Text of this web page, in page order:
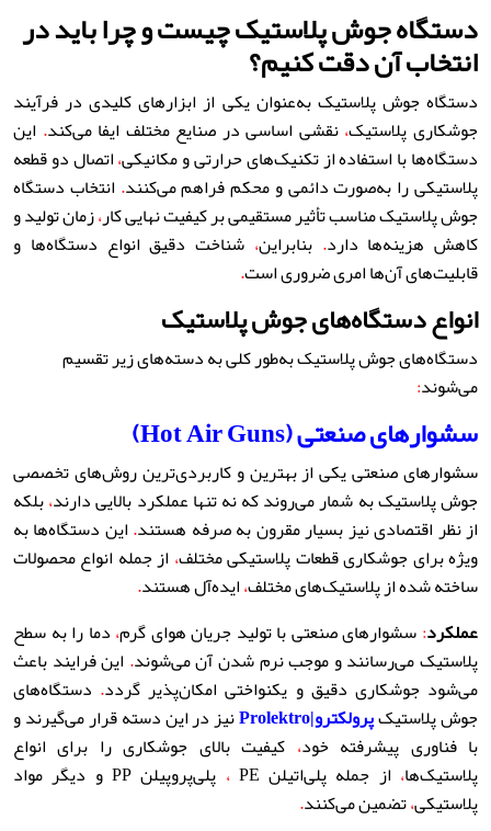
دستگاه جوش پلاستیک چیست و چرا باید در
انتخاب آن دقت کنیم؟
دستگاه جوش پلاستیک به‌عنوان یکی از ابزارهای کلیدی در فرآیند
جوشکاری پلاستیک،نقشی اساسی در صنایع مختلف ایفا می‌کند. این
دستگاه‌ها با استفاده از تکنیک‌های حرارتی و مکانیکی،اتصال دو قطعه
پلاستیکی را به‌صورت دائمی و محکم فراهم می‌کنند. انتخاب دستگاه
جوش پلاستیک مناسب تأثیر مستقیمی بر کیفیت نهایی کار،زمان تولید و
کاهش هزینه‌ها دارد. بنابراین، شناخت دقیق انواع دستگاه‌ها و
قابلیت‌های آن‌ها امری ضروری است.
انواع دستگاه‌های جوش پلاستیک
دستگاه‌های جوش پلاستیک به‌طور کلی به دسته‌های زیر تقسیم
می‌شوند:
سشوارهای صنعتی (Hot Air Guns)
سشوارهای صنعتی یکی از بهترین و کاربردی‌ترین روش‌های تخصصی
جوش پلاستیک به شمار می‌روند که نه تنها عملکرد بالایی دارند،بلکه
از نظر اقتصادی نیز بسیار مقرون به صرفه هستند.این دستگاه‌ها به
ویژه برای جوشکاری قطعات پلاستیکی مختلف، از جمله انواع محصولات
ساخته شده از پلاستیک‌های مختلف،ایده‌آل هستند.
عملکرد:سشوارهای صنعتی با تولید جریان هوای گرم،دما را به سطح
پلاستیک می‌رسانند و موجب نرم شدن آن می‌شوند. این فرایند باعث
می‌شود جوشکاری دقیق و یکنواختی امکان‌پذیر گردد. دستگاه‌های
جوش پلاستیکپرولکترو|Prolektro
نیز در این دسته قرار می‌گیرند و
با فناوری پیشرفته خود، کیفیت بالای جوشکاری را برای انواع
پلاستیک‌ها، از جمله پلی‌اتیلن PE ،
پلی‌پروپیلن PP و دیگر مواد
پلاستیکی،تضمین می‌کنند.